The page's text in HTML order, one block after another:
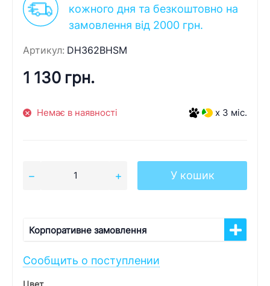
кожного дня та безкоштовно на
замовлення від 2000 грн.
Артикул: DH362BHSM
1 130 грн.
Немає в наявності x 3 міс.
У кошик
Корпоративне замовлення
Сообщить о поступлении
Цвет